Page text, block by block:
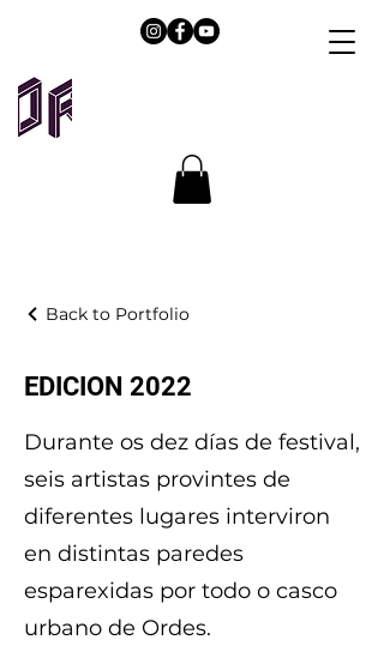
Back to Portfolio
EDICION 2022
Durante os dez días de festival,
seis artistas provintes de
diferentes lugares interviron
en distintas paredes
esparexidas por todo o casco
urbano de Ordes.